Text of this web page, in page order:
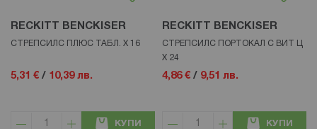
RECKITT BENCKISER
СТРЕПСИЛС ПЛЮС ТАБЛ. Х 16
5,31 € / 10,39 лв.
КУПИ
RECKITT BENCKISER
СТРЕПСИЛС ПОРТОКАЛ С ВИТ Ц
Х 24
4,86 € / 9,51 лв.
КУПИ